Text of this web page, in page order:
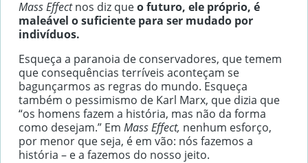
Mass Effectnos diz queo futuro, ele próprio, é
maleável o suficiente para ser mudado por
indivíduos.
Esqueça a paranoia de conservadores, que temem
que consequências terríveis aconteçam se
bagunçarmos as regras do mundo. Esqueça
também o pessimismo de Karl Marx, que dizia que
“os homens fazem a história, mas não da forma
como desejam.” Em Mass Effect, nenhum esforço,
por menor que seja, é em vão: nós fazemos a
história – e a fazemos do nosso jeito.